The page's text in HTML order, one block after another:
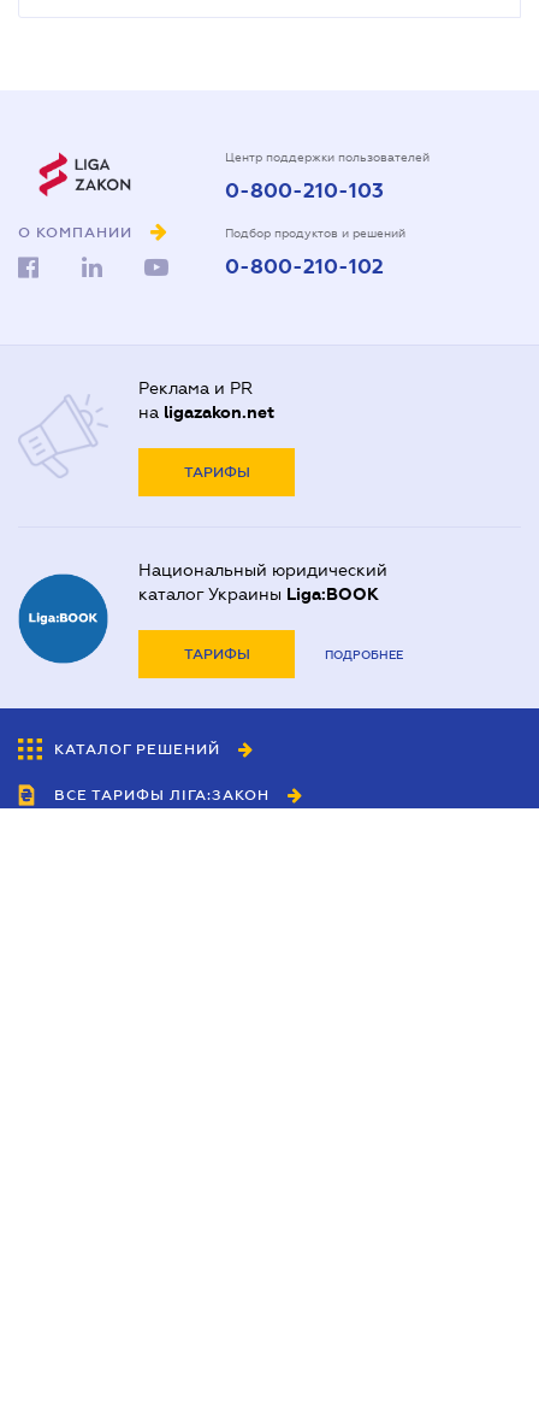
О КОМПАНИИ
Центр поддержки пользователей
0-800-210-103
Подбор продуктов и решений
0-800-210-102
Реклама и PR
на ligazakon.net
ТАРИФЫ
Национальный юридический
каталог Украины Liga:BOOK
ТАРИФЫ ПОДРОБНЕЕ
КАТАЛОГ РЕШЕНИЙ
ВСЕ ТАРИФЫ ЛІГА:ЗАКОН